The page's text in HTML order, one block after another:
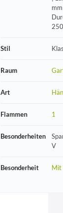
Stil
Raum
Art
Flammen 1
Besonderheiten
V
Besonderheit Mit